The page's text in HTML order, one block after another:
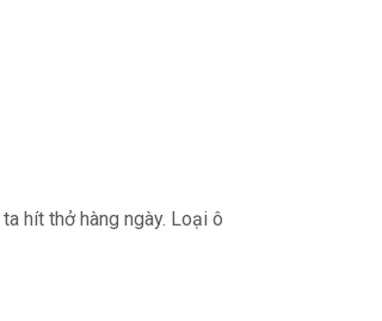
hít thở hàng ngày. Loại ô